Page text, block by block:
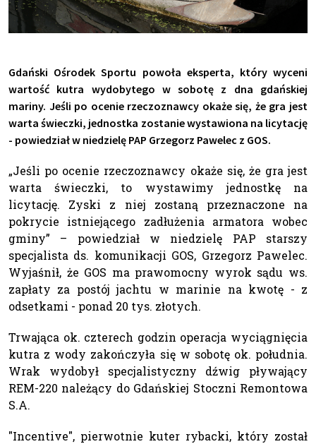
Gdański Ośrodek Sportu powoła eksperta, który wyceni
wartość kutra wydobytego w sobotę z dna gdańskiej
mariny. Jeśli po ocenie rzeczoznawcy okaże się, że gra jest
warta świeczki, jednostka zostanie wystawiona na licytację
- powiedział w niedzielę PAP Grzegorz Pawelec z GOS.
„Jeśli po ocenie rzeczoznawcy okaże się, że gra jest
warta świeczki, to wystawimy jednostkę na
licytację. Zyski z niej zostaną przeznaczone na
pokrycie istniejącego zadłużenia armatora wobec
gminy” – powiedział w niedzielę PAP starszy
specjalista ds. komunikacji GOS, Grzegorz Pawelec.
Wyjaśnił, że GOS ma prawomocny wyrok sądu ws.
zapłaty za postój jachtu w marinie na kwotę - z
odsetkami - ponad 20 tys. złotych.
Trwająca ok. czterech godzin operacja wyciągnięcia
kutra z wody zakończyła się w sobotę ok. południa.
Wrak wydobył specjalistyczny dźwig pływający
REM-220 należący do Gdańskiej Stoczni Remontowa
S.A.
"Incentive", pierwotnie kuter rybacki, który został